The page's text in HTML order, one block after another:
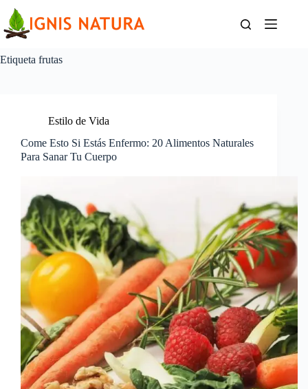
contenido
Etiqueta frutas
Estilo de Vida
Come Esto Si Estás Enfermo: 20 Alimentos Naturales
Para Sanar Tu Cuerpo